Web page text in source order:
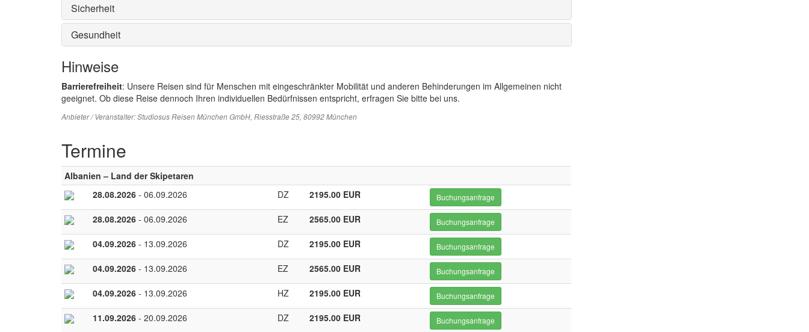
Sicherheit
Gesundheit
Hinweise
Barrierefreiheit: Unsere Reisen sind für Menschen mit eingeschränkter Mobilität und anderen Behinderungen im Allgemeinen nicht
geeignet. Ob diese Reise dennoch Ihren individuellen Bedürfnissen entspricht, erfragen Sie bitte bei uns.
Anbieter / Veranstalter:Studiosus Reisen München GmbH, Riesstraße 25, 80992 München
Termine
Albanien – Land der Skipetaren
28.08.2026 - 06.09.2026 DZ 2195.00 EUR Buchungsanfrage
28.08.2026 - 06.09.2026 EZ 2565.00 EUR Buchungsanfrage
04.09.2026 - 13.09.2026 DZ 2195.00 EUR Buchungsanfrage
04.09.2026 - 13.09.2026 EZ 2565.00 EUR Buchungsanfrage
04.09.2026 - 13.09.2026 HZ 2195.00 EUR Buchungsanfrage
11.09.2026 - 20.09.2026 DZ 2195.00 EUR Buchungsanfrage